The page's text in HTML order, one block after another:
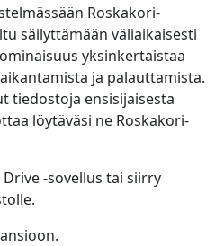
Roskakori-
säilyttämään väliaikaisesti
yksinkertaistaa
ja palauttamista.
tiedostoja ensisijaisesta
löytäväsi ne Roskakori-
-sovellus tai siirry